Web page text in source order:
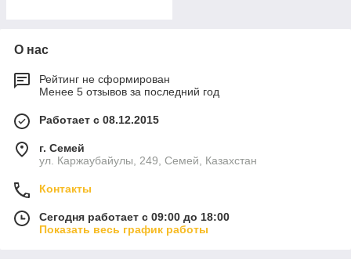
О нас
Рейтинг не сформирован
Менее 5 отзывов за последний год
Работает с 08.12.2015
г. Семей
ул. Каржаубайулы, 249, Семей, Казахстан
Контакты
Сегодня работает с 09:00 до 18:00
Показать весь график работы